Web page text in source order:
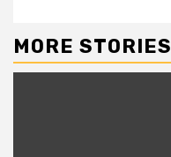
MORE STORIES